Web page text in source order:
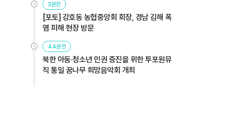
3분전
[포토] 강호동 농협중앙회 회장, 경남 김해 폭
염 피해 현장 방문
44분전
북한 아동·청소년 인권 증진을 위한 투포원뮤
직 통일 꿈나무 희망음악회 개최